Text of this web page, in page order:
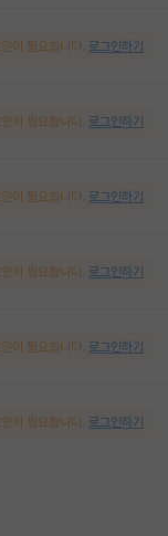
이 필요합니다. 로그인하기
이 필요합니다. 로그인하기
이 필요합니다. 로그인하기
이 필요합니다. 로그인하기
이 필요합니다. 로그인하기
이 필요합니다. 로그인하기